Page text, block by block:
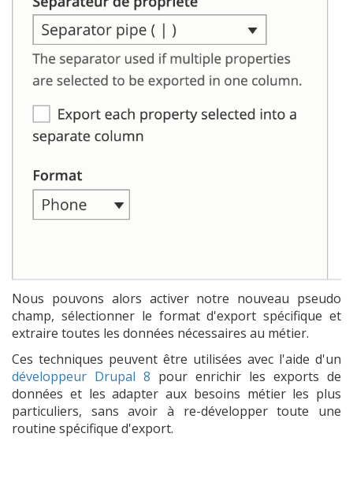
Nous pouvons alors activer notre nouveau pseudo
champ, sélectionner le format d'export spécifique et
extraire toutes les données nécessaires au métier.
Ces techniques peuvent être utilisées avec l'aide d'un
développeur Drupal 8 pour enrichir les exports de
données et les adapter aux besoins métier les plus
particuliers, sans avoir à re-développer toute une
routine spécifique d'export.